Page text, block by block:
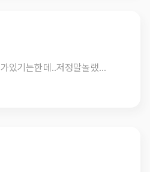
지금은오천원하더라구요...계란후라이가있기는한데..저정말놀랬어요..정말김치밖에안들었어요..김가루라도들어있을줄알았는데..장국도없구요.정말도시락하나내줘요..목막혀요..김밥천국가서김밥한줄시켜도단무지랑장국은주시지않나요??뭐그래도크게불만은없어요..관광지가다그런거아니깐요..사이드메뉴좀시켜야해요..